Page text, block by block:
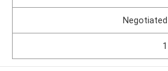
Negotiated
1